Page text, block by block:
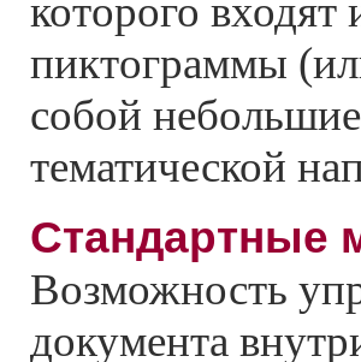
которого
пиктограммы
собой
тематической
Стандартные
Возможность
документа